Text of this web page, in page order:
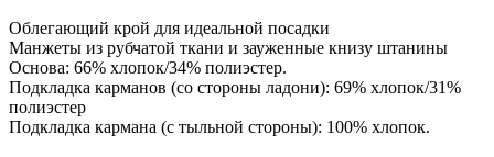
Облегающий крой для идеальной посадки
Манжеты из рубчатой ткани и зауженные книзу штанины
Основа: 66% хлопок/34% полиэстер.
Подкладка карманов (со стороны ладони): 69% хлопок/31%
полиэстер
Подкладка кармана (с тыльной стороны): 100% хлопок.